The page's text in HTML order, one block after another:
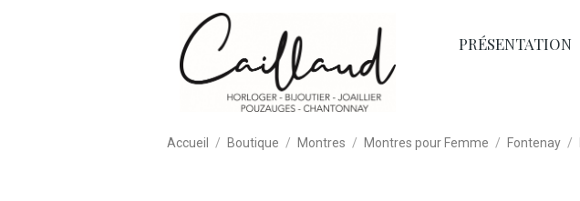
PRÉSENTATION
Accueil Boutique Montres Montres pour Femme Fontenay